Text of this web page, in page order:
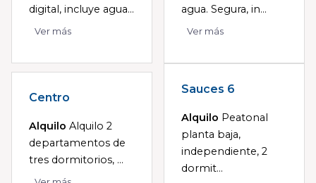
digital, incluye agua...
Ver más
agua. Segura, in...
Ver más
Centro
Alquilo Alquilo 2
departamentos de
tres dormitorios, ...
Sauces 6
Alquilo Peatonal
planta baja,
independiente, 2
dormit...